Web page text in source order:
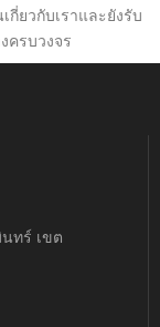
กี่ยวกับเราและยังรับ
ครบวงจร
ทร์ เขต